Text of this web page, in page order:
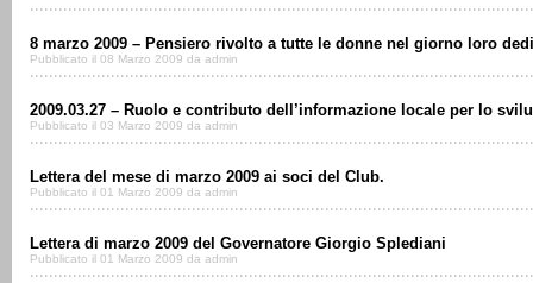
8 marzo 2009 – Pensiero rivolto a tutte le donne nel giorno loro
Pubblicato il 08 Marzo 2009 da admin
2009.03.27 – Ruolo e contributo dell’informazione locale per lo
Pubblicato il 03 Marzo 2009 da admin
Lettera del mese di marzo 2009 ai soci del Club.
Pubblicato il 01 Marzo 2009 da admin
Lettera di marzo 2009 del Governatore Giorgio Splediani
Pubblicato il 01 Marzo 2009 da admin